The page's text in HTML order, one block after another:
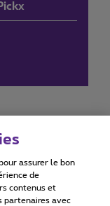
statement
assurer le bon
de
contenus et
partenaires avec